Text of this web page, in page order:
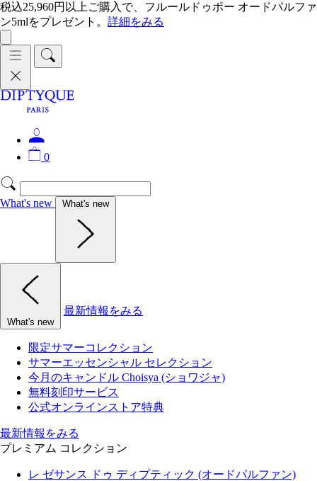
税込25,960円以上ご購入で、フルールドゥポー オードパルファ
ン5mlをプレゼント。 詳細をみる
0
What's new What's new
What's new
最新情報をみる
限定サマーコレクション
サマーエッセンシャル セレクション
今月のキャンドル Choisya (ショワジャ)
無料刻印サービス
公式オンラインストア特典
最新情報をみる
プレミアム コレクション
レ ゼサンス ドゥ ディプティック (オードパルファン)